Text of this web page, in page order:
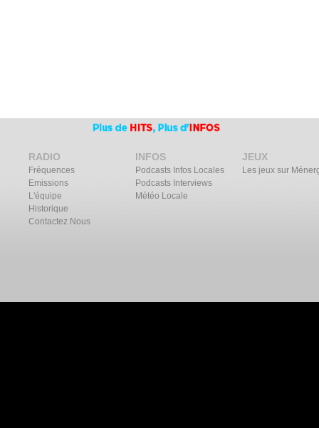
RADIO
Fréquences
Emissions
L'équipe
Historique
Contactez Nous
INFOS
Podcasts Infos Locales
Podcasts Interviews
Météo Locale
JEUX
Les jeux sur